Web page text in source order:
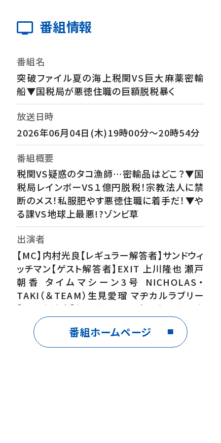
番組情報
番組名
突破ファイル夏の海上税関VS巨大麻薬密輸
船▼国税局が悪徳住職の巨額脱税暴く
放送日時
2026年06月04日(木)19時00分～20時54分
番組概要
税関VS疑惑のタコ漁師…密輸品はどこ？▼国
税局レインボーVS１億円脱税！宗教法人に禁
断のメス！私服肥やす悪徳住職に着手だ！▼や
る課VS地球上最悪!?ゾンビ草
出演者
【MC】内村光良【レギュラー解答者】サンドウィ
ッチマン【ゲスト解答者】EXIT 上川隆也 瀬戸
朝香 タイムマシーン3号 NICHOLAS・
TAKI（＆TEAM）生見愛瑠 マヂカルラブリー
【VTR出演者】板尾創路 尾形貴弘（パンサー）
加藤清史郎 木村昴 高田夏帆 田中美久 なえ
なの マヂカルラブリー レインボー ほか
番組ホームページ